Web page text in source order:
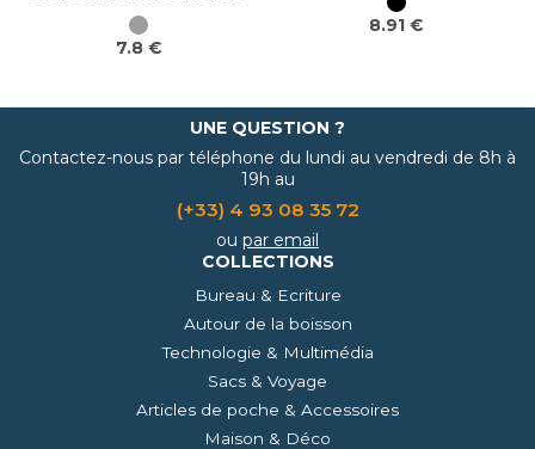
7.8 €
8.91 €
UNE QUESTION ?
Contactez-nous par téléphone du lundi au vendredi de 8h à
19h au
(+33) 4 93 08 35 72
ou par email
COLLECTIONS
Bureau & Ecriture
Autour de la boisson
Technologie & Multimédia
Sacs & Voyage
Articles de poche & Accessoires
Maison & Déco